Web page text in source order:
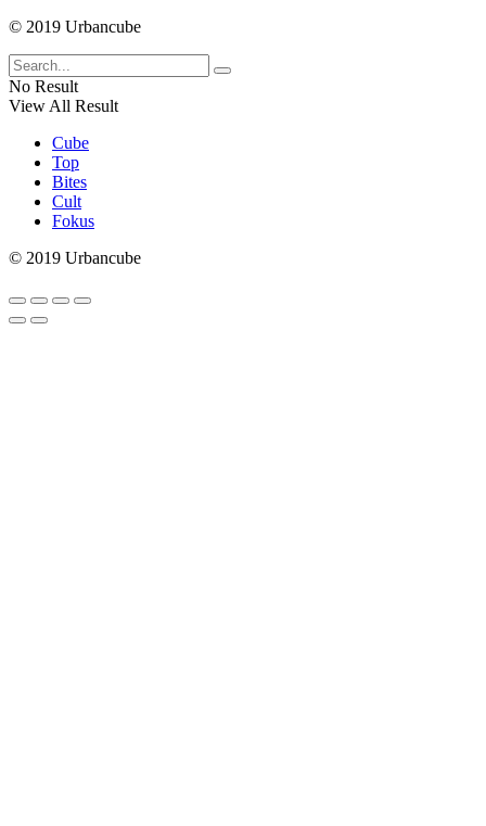
© 2019 Urbancube
No Result
View All Result
Cube
Top
Bites
Cult
Fokus
© 2019 Urbancube